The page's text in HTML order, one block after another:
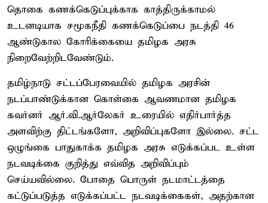
தொகை கணக்கெடுப்புக்காக காத்திருக்காமல்
உடனடியாக சமூகநீதி கணக்கெடுப்பை நடத்தி 46
ஆண்டுகால கோரிக்கையை தமிழக அரசு
நிறைவேற்றிடவேண்டும்.
தமிழ்நாடு சட்டப்பேரவையில் தமிழக அரசின்
நடப்பாண்டுக்கான கொள்கை ஆவணமான தமிழக
கவர்னர் ஆர்.வி.ஆர்லேகர் உரையில் எதிர்பார்த்த
அளவிற்கு திட்டங்களோ, அறிவிப்புகளோ இல்லை. சட்ட
ஒழுங்கை பாதுகாக்க தமிழக அரசு எடுக்கப்பட உள்ள
நடவடிக்கை குறித்து எவ்வித அறிவிப்பும்
செய்யவில்லை. போதை பொருள் நடமாட்டத்தை
கட்டுப்படுத்த எடுக்கப்பட்ட நடவடிக்கைகள், அதற்கான